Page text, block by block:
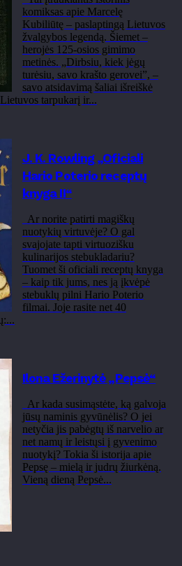
komiksas apie Marcelę
Kubiliūtę – paslaptingą Lietuvos
žvalgybos legendą. Šiemet –
herojės 125-osios gimimo
metinės. „Dirbsiu, kiek jėgų
turėsiu, savo krašto gerovei”, –
savo atsidavimą šaliai išreiškė
tarpukarį ir...
J. K. Rowling „Oficiali
Hario Poterio receptų
knyga II“
Ar norite patirti magiškų
nuotykių virtuvėje? O gal
svajojate tapti virtuozišku
kulinarijos stebukladariu?
Tuomet ši oficiali receptų knyga
– kaip tik jums, nes ją įkvėpė
stebuklų pilni Hario Poterio
filmai. Joje rasite net 40
Ilona Ežerinytė „Pepsė“
Ar kada susimąstėte, ką galvoja
jūsų naminis gyvūnėlis? O jei
netyčia jis pabėgtų iš narvelio ar
net namų ir leistųsi į gyvenimo
nuotykį? Tokia ši istorija apie
Pepsę – mielą ir judrų žiurkėną.
Vieną dieną Pepsė...